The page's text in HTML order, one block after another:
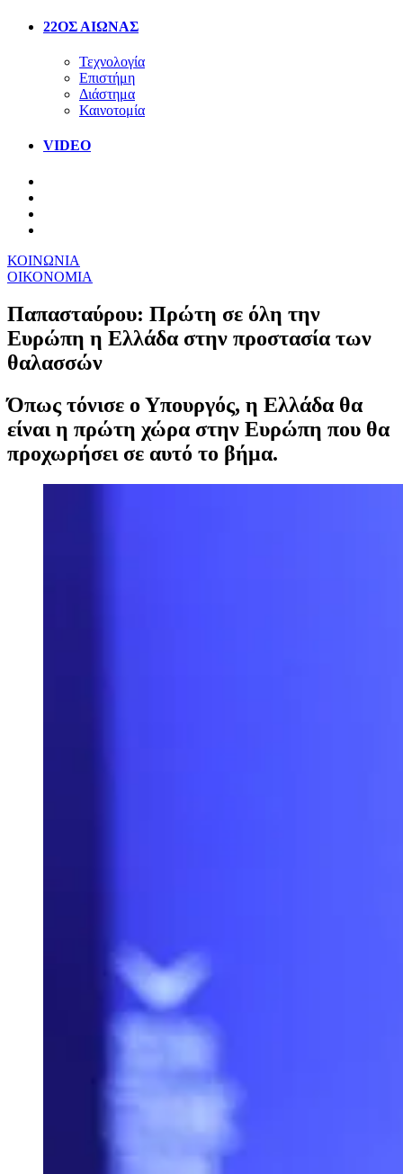
22ΟΣ ΑΙΩΝΑΣ
Τεχνολογία
Επιστήμη
Διάστημα
Καινοτομία
VIDEO
ΚΟΙΝΩΝΙΑ
ΟΙΚΟΝΟΜΙΑ
Παπασταύρου: Πρώτη σε όλη την
Ευρώπη η Ελλάδα στην προστασία των
θαλασσών
Όπως τόνισε ο Υπουργός, η Ελλάδα θα
είναι η πρώτη χώρα στην Ευρώπη που θα
προχωρήσει σε αυτό το βήμα.